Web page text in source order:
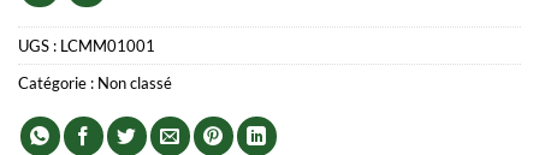
UGS : LCMM01001
Catégorie : Non classé